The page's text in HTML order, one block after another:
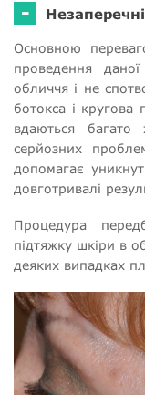
-
Основною
проведення
обличчя і не
ботокса і
вдаються
серйозних
допомагає
довготривалі
Процедура
підтяжку шкіри в
деяких випадках